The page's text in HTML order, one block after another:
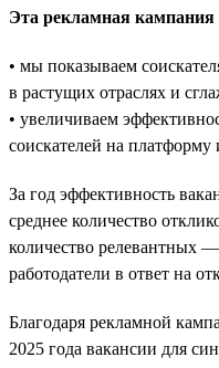
Эта рекламная кампания
• мы показываем
в растущих отраслях и
• увеличиваем
соискателей на
За год эффективность
среднее количество
количество релевантных
работодатели в ответ на
Благодаря рекламной
2025 года вакансии для